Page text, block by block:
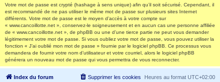
Votre mot de passe est crypté (hashage à sens unique) afin qu’il soit sécurisé. Cependant, il
est recommandé de ne pas utiliser le même mot de passe sur plusieurs sites Internet
différents. Votre mot de passe est le moyen d’accès à votre compte sur
« www.cancoillotte.net », conservez-le soigneusement et en aucun cas une personne affiliée
de « www.cancoillotte.net », de phpBB ou une d’une tierce partie ne peut vous demander
légitimement votre mot de passe. Si vous oubliez votre mot de passe, vous pouvez utiliser la
fonction « J’ai oublié mon mot de passe » fournie par le logiciel phpBB. Ce processus vous
demandera de fournir votre nom d’utilisateur et votre courriel, alors le logiciel phpBB
générera un nouveau mot de passe qui vous permettra de vous reconnecter.
Index du forum Heures au format UTC+02:00
Supprimer les cookies